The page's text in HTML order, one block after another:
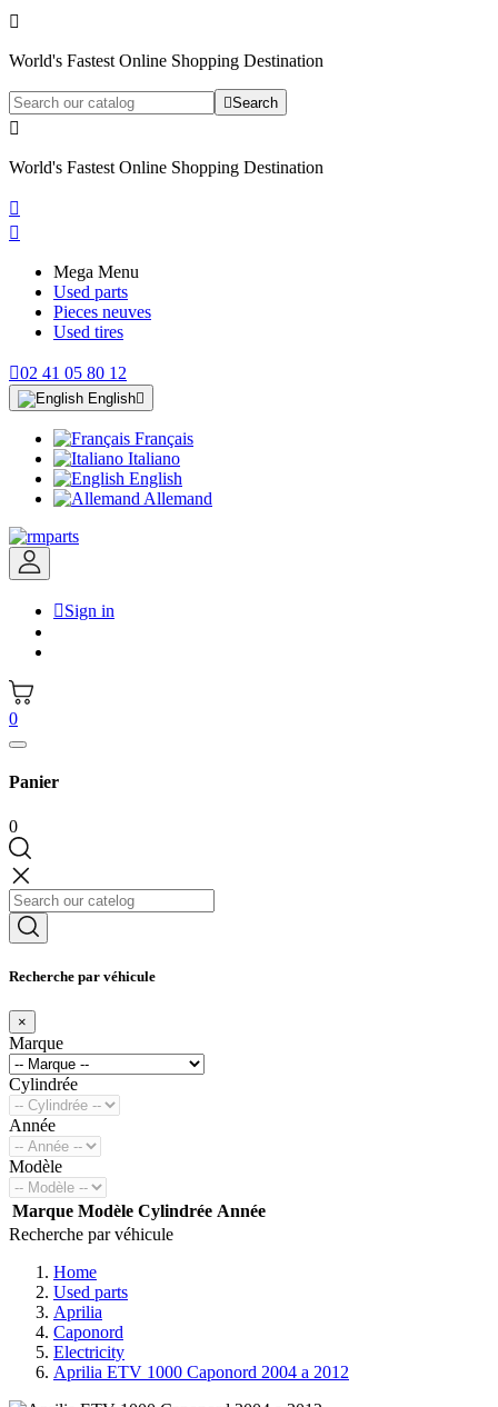

World's Fastest Online Shopping Destination
Search

World's Fastest Online Shopping Destination


Mega Menu
Used parts
Pieces neuves
Used tires
02 41 05 80 12
English
Français
Italiano
English
Allemand
Sign in
0
Panier
0
Recherche par véhicule
×
Marque
Cylindrée
Année
Modèle
Marque Modèle Cylindrée Année
Recherche par véhicule
Home
Used parts
Aprilia
Caponord
Electricity
Aprilia ETV 1000 Caponord 2004 a 2012